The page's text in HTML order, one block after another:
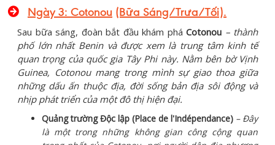
Ngày 3: Cotonou (Bữa Sáng/Trưa/Tối).
Sau bữa sáng, đoàn bắt đầu khám phá Cotonou – thành
phố lớn nhất Benin và được xem là trung tâm kinh tế
quan trọng của quốc gia Tây Phi này. Nằm bên bờ Vịnh
Guinea, Cotonou mang trong mình sự giao thoa giữa
những dấu ấn thuộc địa, đời sống bản địa sôi động và
nhịp phát triển của một đô thị hiện đại.
Quảng trường Độc lập (Place de l'Indépendance) – Đây
là một trong những không gian công cộng quan